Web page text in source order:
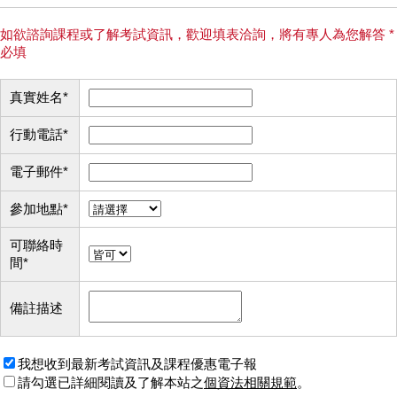
如欲諮詢課程或了解考試資訊，歡迎填表洽詢，將有專人為您解答 *
必填
真實姓名*
行動電話*
電子郵件*
參加地點*
可聯絡時
間*
備註描述
我想收到最新考試資訊及課程優惠電子報
請勾選已詳細閱讀及了解本站之個資法相關規範。